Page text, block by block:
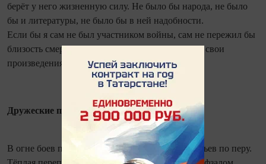
берёт у него жизненную силу. Не было бы народа, не было
бы и литературы, не было бы в ней надобности.
Если бы я сам не был участником войны, сам не пережил бы
близость смерти, я бы никогда не смог написать свои
произведения...»
Дружеские письма
В огне боев писатель не забывал и своих собратьев по перу.